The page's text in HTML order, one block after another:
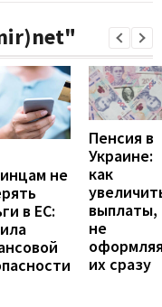
не
в ЕС:
Пенсия в
Украине:
как
выплаты,
не
их сразу